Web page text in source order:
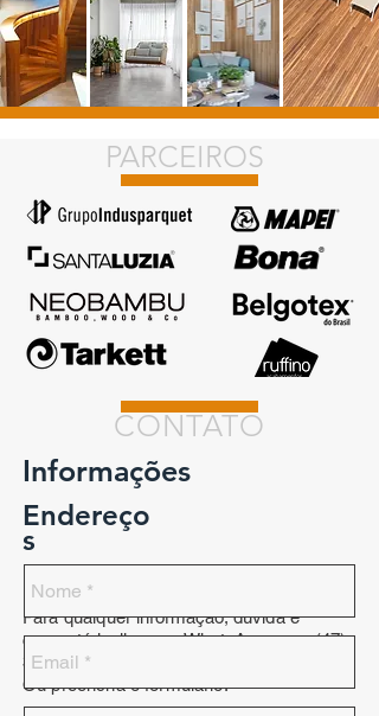
PARCEIROS
CONTATO
Informações
Endereço
s
Para qualquer informação, dúvida e
comentário, ligue ou WhatsApp:(47)
3367-6700
Ou preencha o formulário: